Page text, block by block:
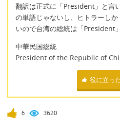
翻訳は正式に「President」と言
の単語じゃないし、ヒトラーし
いので台湾の総統は「President
中華民国総統
President of the Republic of
役に立っ
6 3620